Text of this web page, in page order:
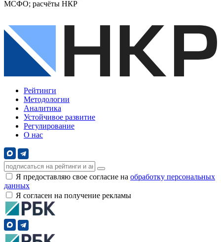
МСФО; расчёты НКР
Рейтинги
Методологии
Аналитика
Устойчивое развитие
Регулирование
О нас
Я предоставляю свое согласие на обработку персональных
данных
Я согласен на получение рекламы